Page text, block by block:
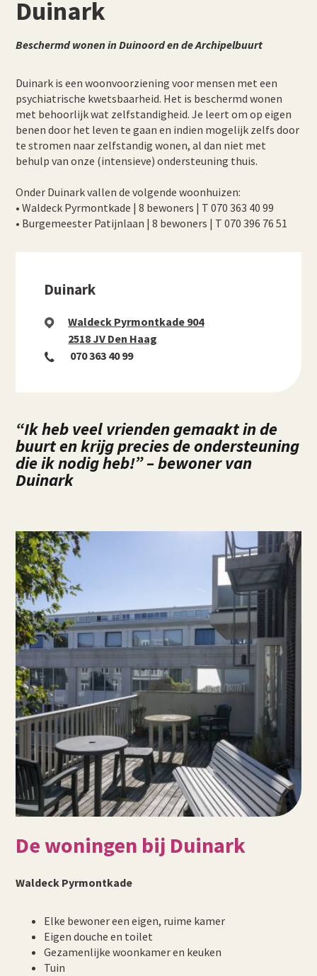
Duinark
Beschermd wonen in Duinoord en de Archipelbuurt
Duinark is een woonvoorziening voor mensen met een
psychiatrische kwetsbaarheid. Het is beschermd wonen
met behoorlijk wat zelfstandigheid. Je leert om op eigen
benen door het leven te gaan en indien mogelijk zelfs door
te stromen naar zelfstandig wonen, al dan niet met
behulp van onze (intensieve) ondersteuning thuis.
Onder Duinark vallen de volgende woonhuizen:
• Waldeck Pyrmontkade | 8 bewoners | T 070 363 40 99
• Burgemeester Patijnlaan | 8 bewoners | T 070 396 76 51
Duinark
Waldeck Pyrmontkade 904
2518 JV Den Haag
070 363 40 99
“Ik heb veel vrienden gemaakt in de
buurt en krijg precies de ondersteuning
die ik nodig heb!” – bewoner van
Duinark
De woningen bij Duinark
Waldeck Pyrmontkade
Elke bewoner een eigen, ruime kamer
Eigen douche en toilet
Gezamenlijke woonkamer en keuken
Tuin